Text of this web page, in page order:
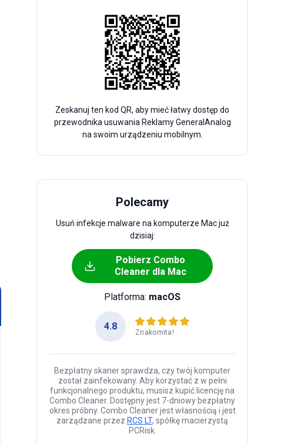
Zeskanuj ten kod QR, aby mieć łatwy dostęp do
przewodnika usuwania Reklamy GeneralAnalog
na swoim urządzeniu mobilnym.
Polecamy
Usuń infekcje malware na komputerze Mac już
dzisiaj:
Pobierz Combo
Cleaner dla Mac
Platforma: macOS
4.8
Znakomita!
Bezpłatny skaner sprawdza, czy twój komputer
został zainfekowany. Aby korzystać z w pełni
funkcjonalnego produktu, musisz kupić licencję na
Combo Cleaner. Dostępny jest 7-dniowy bezpłatny
okres próbny. Combo Cleaner jest własnością i jest
zarządzane przez RCS LT, spółkę macierzystą
PCRisk.